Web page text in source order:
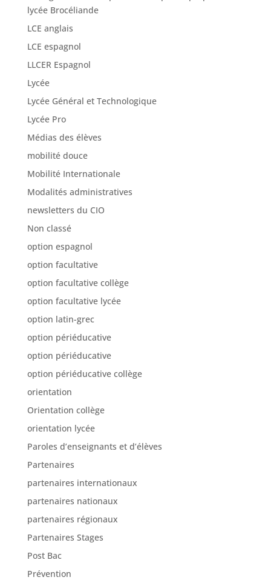
lycée Brocéliande
LCE anglais
LCE espagnol
LLCER Espagnol
Lycée
Lycée Général et Technologique
Lycée Pro
Médias des élèves
mobilité douce
Mobilité Internationale
Modalités administratives
newsletters du CIO
Non classé
option espagnol
option facultative
option facultative collège
option facultative lycée
option latin-grec
option périéducative
option périéducative
option périéducative collège
orientation
Orientation collège
orientation lycée
Paroles d’enseignants et d’élèves
Partenaires
partenaires internationaux
partenaires nationaux
partenaires régionaux
Partenaires Stages
Post Bac
Prévention